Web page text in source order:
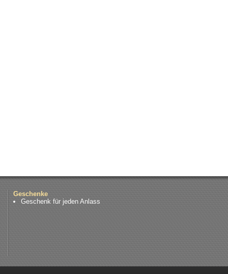
Geschenke
Geschenk für jeden Anlass